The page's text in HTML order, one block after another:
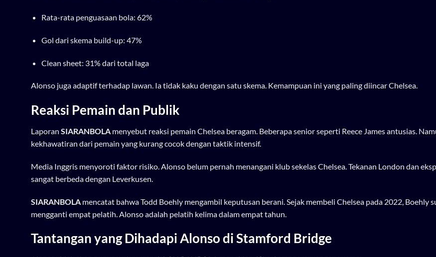
Rata-rata penguasaan bola: 62%
Gol dari skema build-up: 47%
Clean sheet: 31% dari total laga
Alonso juga adaptif terhadap lawan. Ia tidak kaku dengan satu skema. Kemampuan ini yang paling diincar Chelsea.
Reaksi Pemain dan Publik
Laporan SIARANBOLA menyebut reaksi pemain Chelsea beragam. Beberapa senior seperti Reece James antusias.
kekhawatiran dari pemain yang kurang cocok dengan taktik intensif.
Media Inggris menyoroti faktor risiko. Alonso belum pernah menangani klub sekelas Chelsea. Tekanan London dan
sangat berbeda dengan Leverkusen.
SIARANBOLA mencatat bahwa Todd Boehly mengambil keputusan berani. Sejak membeli Chelsea pada 2022, Boehly
mengganti empat pelatih. Alonso adalah pelatih kelima dalam empat tahun.
Tantangan yang Dihadapi Alonso di Stamford Bridge